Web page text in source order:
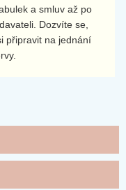
a smluv až po
Dozvíte se,
připravit na jednání